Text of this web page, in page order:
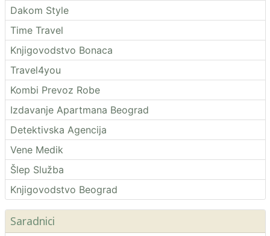
Dakom Style
Time Travel
Knjigovodstvo Bonaca
Travel4you
Kombi Prevoz Robe
Izdavanje Apartmana Beograd
Detektivska Agencija
Vene Medik
Šlep Služba
Knjigovodstvo Beograd
Saradnici